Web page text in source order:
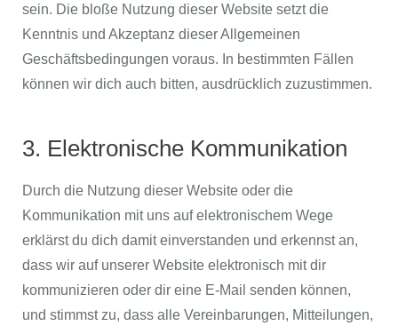
sein. Die bloße Nutzung dieser Website setzt die
Kenntnis und Akzeptanz dieser Allgemeinen
Geschäftsbedingungen voraus. In bestimmten Fällen
können wir dich auch bitten, ausdrücklich zuzustimmen.
3. Elektronische Kommunikation
Durch die Nutzung dieser Website oder die
Kommunikation mit uns auf elektronischem Wege
erklärst du dich damit einverstanden und erkennst an,
dass wir auf unserer Website elektronisch mit dir
kommunizieren oder dir eine E-Mail senden können,
und stimmst zu, dass alle Vereinbarungen, Mitteilungen,